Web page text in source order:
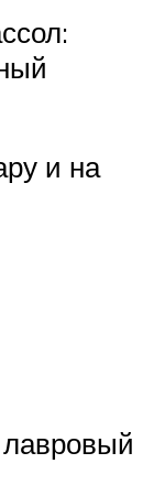
и на